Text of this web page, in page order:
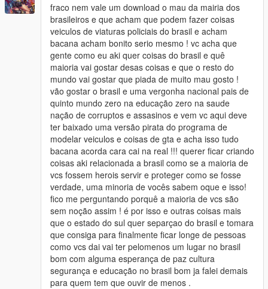
fraco nem vale um download o mau da mairia dos
brasileiros e que acham que podem fazer coisas
veiculos de viaturas policiais do brasil e acham
bacana acham bonito serio mesmo ! vc acha que
gente como eu aki quer coisas do brasil e quê
maioria vai gostar desas coisas e que o resto do
mundo vai gostar que piada de muito mau gosto !
vão gostar o brasil e uma vergonha nacional pais de
quinto mundo zero na educação zero na saude
nação de corruptos e assasinos e vem vc aqui deve
ter baixado uma versão pirata do programa de
modelar veiculos e coisas de gta e acha isso tudo
bacana acorda cara cai na real !!! querer ficar criando
coisas aki relacionada a brasil como se a maioria de
vcs fossem herois servir e proteger como se fosse
verdade, uma minoria de vocês sabem oque e isso!
fico me perguntando porquê a maioria de vcs são
sem noção assim ! é por isso e outras coisas mais
que o estado do sul quer separçao do brasil e tomara
que consiga para finalmente ficar longe de pessoas
como vcs dai vai ter pelomenos um lugar no brasil
bom com alguma esperança de paz cultura
segurança e educação no brasil bom ja falei demais
para quem tem que ouvir de menos .